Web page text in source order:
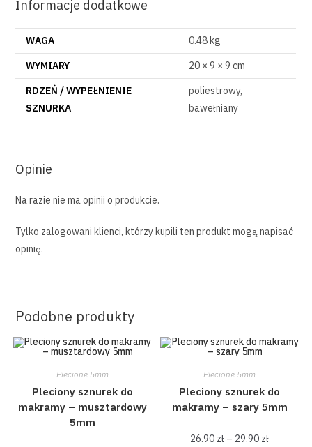
Informacje dodatkowe
WAGA
0.48 kg
WYMIARY
20 × 9 × 9 cm
RDZEŃ / WYPEŁNIENIE
SZNURKA
poliestrowy,
bawełniany
Opinie
Na razie nie ma opinii o produkcie.
Tylko zalogowani klienci, którzy kupili ten produkt mogą napisać
opinię.
Podobne produkty
Plecione 5mm
Pleciony sznurek do
makramy – musztardowy
5mm
Plecione 5mm
Pleciony sznurek do
makramy – szary 5mm
26.90 zł – 29.90 zł